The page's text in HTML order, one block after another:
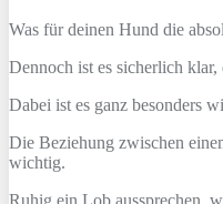
Was für deinen Hund die
Dennoch ist es sicherlich
Dabei ist es ganz besonders
Die Beziehung zwischen
wichtig.